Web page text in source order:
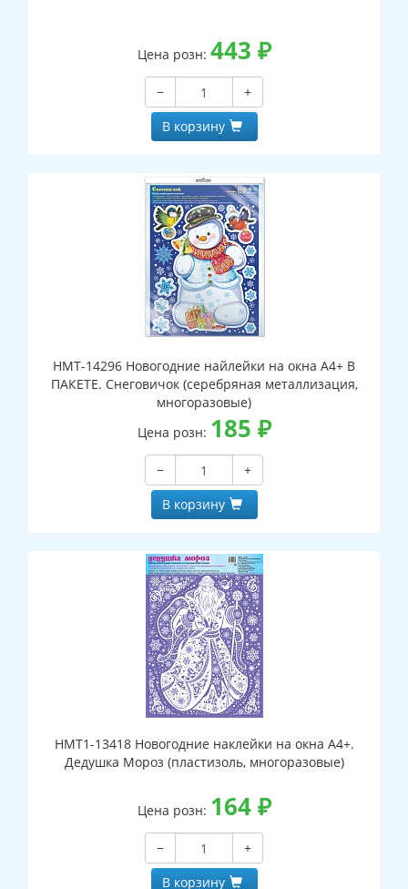
Цена розн: 443 ₽
−
+
В корзину
НМТ-14296 Новогодние найлейки на окна А4+ В
ПАКЕТЕ. Снеговичок (серебряная металлизация,
многоразовые)
Цена розн: 185 ₽
−
+
В корзину
НМТ1-13418 Новогодние наклейки на окна А4+.
Дедушка Мороз (пластизоль, многоразовые)
Цена розн: 164₽
−
+
В корзину